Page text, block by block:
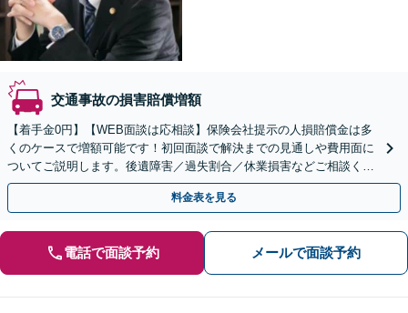
交通事故の損害賠償増額
【着手金0円】【WEB面談は応相談】保険会社提示の人損賠償金は多
くのケースで増額可能です！初回面談で解決までの見通しや費用面に
ついてご説明します。後遺障害／過失割合／休業損害などご相談くだ
さい【富谷町役場の元職員】
料金表を見る
電話で面談予約 メールで面談予約